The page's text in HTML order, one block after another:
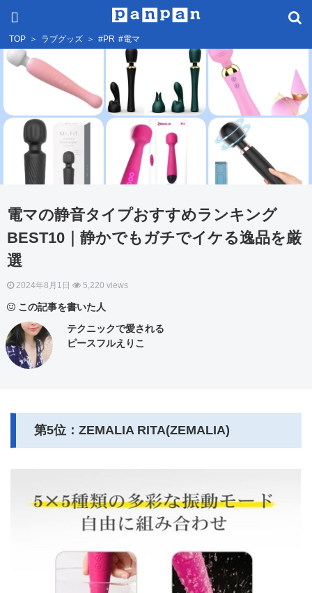
TOP ＞ ラブグッズ ＞ #PR #電マ
電マの静音タイプおすすめランキング
BEST10｜静かでもガチでイケる逸品を厳
選
2024年8月1日 5,220 views
この記事を書いた人
テクニックで愛される
ピースフルえりこ
第5位：ZEMALIA RITA(ZEMALIA)